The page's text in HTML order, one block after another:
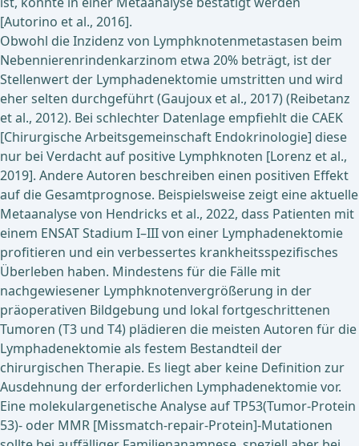
[Autorino et al., 2016].
Obwohl die Inzidenz von Lymphknotenmetastasen beim
Nebennierenrindenkarzinom etwa 20% beträgt, ist der
Stellenwert der Lymphadenektomie umstritten und wird
eher selten durchgeführt (Gaujoux et al., 2017) (Reibetanz
et al., 2012). Bei schlechter Datenlage empfiehlt die CAEK
[Chirurgische Arbeitsgemeinschaft Endokrinologie] diese
nur bei Verdacht auf positive Lymphknoten [Lorenz et al.,
2019]. Andere Autoren beschreiben einen positiven Effekt
auf die Gesamtprognose. Beispielsweise zeigt eine aktuelle
Metaanalyse von Hendricks et al., 2022, dass Patienten mit
einem ENSAT Stadium I–III von einer Lymphadenektomie
profitieren und ein verbessertes krankheitsspezifisches
Überleben haben. Mindestens für die Fälle mit
nachgewiesener Lymphknotenvergrößerung in der
präoperativen Bildgebung und lokal fortgeschrittenen
Tumoren (T3 und T4) plädieren die meisten Autoren für die
Lymphadenektomie als festem Bestandteil der
chirurgischen Therapie. Es liegt aber keine Definition zur
Ausdehnung der erforderlichen Lymphadenektomie vor.
Eine molekulargenetische Analyse auf TP53(Tumor-Protein
53)- oder MMR [Missmatch-repair-Protein]-Mutationen